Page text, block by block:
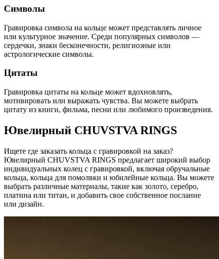
Символы
Гравировка символа на кольце может представлять личное
или культурное значение. Среди популярных символов —
сердечки, знаки бесконечности, религиозные или
астрологические символы.
Цитаты
Гравировка цитаты на кольце может вдохновлять,
мотивировать или выражать чувства. Вы можете выбрать
цитату из книги, фильма, песни или любимого произведения.
Ювелирный CHUVSTVA RINGS
Ищете где заказать кольца с гравировкой на заказ?
Ювелирный CHUVSTVA RINGS предлагает широкий выбор
индивидуальных колец с гравировкой, включая обручальные
кольца, кольца для помолвки и юбилейные кольца. Вы можете
выбрать различные материалы, такие как золото, серебро,
платина или титан, и добавить свое собственное послание
или дизайн.